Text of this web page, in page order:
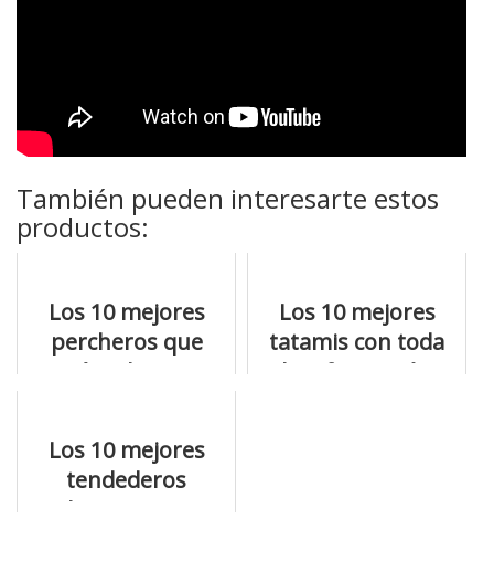
También pueden interesarte estos
productos:
Los 10 mejores
percheros que
están a la venta
Los 10 mejores
tatamis con toda
la información
Los 10 mejores
tendederos
electricos que